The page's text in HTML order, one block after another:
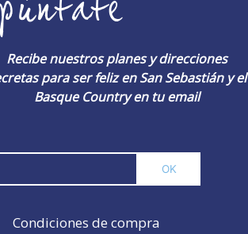
Recibe nuestros planes y direcciones
para ser feliz en San Sebastián y el
Basque Country en tu email
Condiciones de compra